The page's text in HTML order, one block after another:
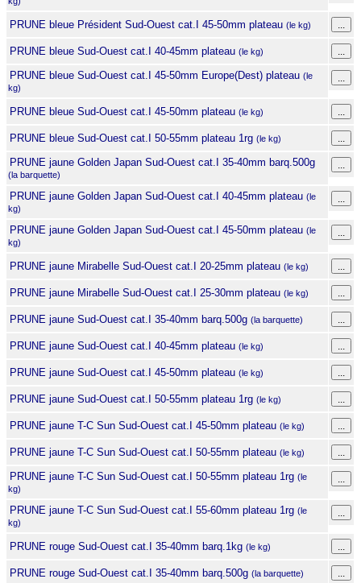
PRUNE bleue Président Sud-Ouest cat.I 45-50mm plateau (le kg)
PRUNE bleue Sud-Ouest cat.I 40-45mm plateau (le kg)
PRUNE bleue Sud-Ouest cat.I 45-50mm Europe(Dest) plateau (le
kg)
PRUNE bleue Sud-Ouest cat.I 45-50mm plateau (le kg)
PRUNE bleue Sud-Ouest cat.I 50-55mm plateau 1rg (le kg)
PRUNE jaune Golden Japan Sud-Ouest cat.I 35-40mm barq.500g
(la barquette)
PRUNE jaune Golden Japan Sud-Ouest cat.I 40-45mm plateau (le
kg)
PRUNE jaune Golden Japan Sud-Ouest cat.I 45-50mm plateau (le
kg)
PRUNE jaune Mirabelle Sud-Ouest cat.I 20-25mm plateau (le kg)
PRUNE jaune Mirabelle Sud-Ouest cat.I 25-30mm plateau (le kg)
PRUNE jaune Sud-Ouest cat.I 35-40mm barq.500g (la barquette)
PRUNE jaune Sud-Ouest cat.I 40-45mm plateau (le kg)
PRUNE jaune Sud-Ouest cat.I 45-50mm plateau (le kg)
PRUNE jaune Sud-Ouest cat.I 50-55mm plateau 1rg (le kg)
PRUNE jaune T-C Sun Sud-Ouest cat.I 45-50mm plateau (le kg)
PRUNE jaune T-C Sun Sud-Ouest cat.I 50-55mm plateau (le kg)
PRUNE jaune T-C Sun Sud-Ouest cat.I 50-55mm plateau 1rg (le
kg)
PRUNE jaune T-C Sun Sud-Ouest cat.I 55-60mm plateau 1rg (le
kg)
PRUNE rouge Sud-Ouest cat.I 35-40mm barq.1kg (le kg)
PRUNE rouge Sud-Ouest cat.I 35-40mm barq.500g (la barquette)